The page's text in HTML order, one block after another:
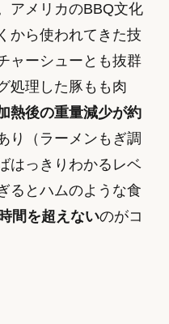
アメリカのBBQ文化
から使われてきた技
ャーシューとも抜群
処理した豚もも肉
熱後の重量減少が約
り（ラーメンもぎ調
はっきりわかるレベ
るとハムのような食
間を超えないのがコ